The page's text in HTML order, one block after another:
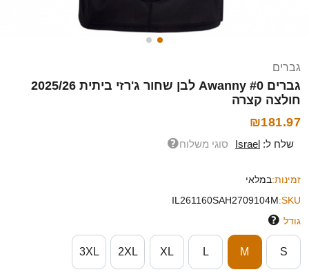
גברים
גברים Awanny #0 לבן שחור ג'רזי ביתית 2025/26
חולצה קצרה
₪181.97
שלח ל: Israel סוגי משלוח
זמינות:במלאי
SKU:
IL261160SAH2709104M
גודל
S
M
L
XL
2XL
3XL